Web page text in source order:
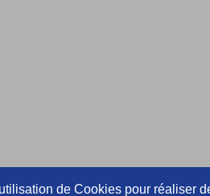
de Cookies pour réaliser